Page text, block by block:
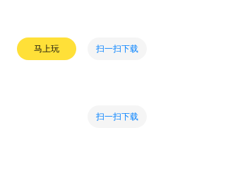
马上玩 扫一扫下载
扫一扫下载